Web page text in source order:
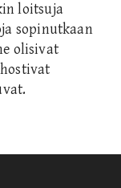
loitsuja
sopinutkaan
olisivat